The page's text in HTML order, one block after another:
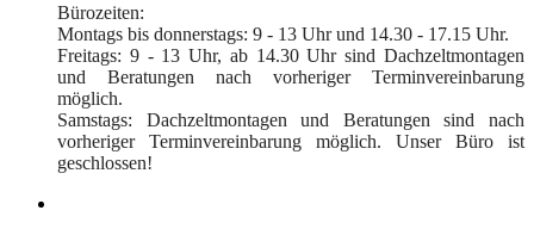
Bürozeiten:
Montags bis donnerstags: 9 - 13 Uhr und 14.30 - 17.15 Uhr.
Freitags: 9 - 13 Uhr, ab 14.30 Uhr sind Dachzeltmontagen
und Beratungen nach vorheriger Terminvereinbarung
möglich.
Samstags: Dachzeltmontagen und Beratungen sind nach
vorheriger Terminvereinbarung möglich. Unser Büro ist
geschlossen!